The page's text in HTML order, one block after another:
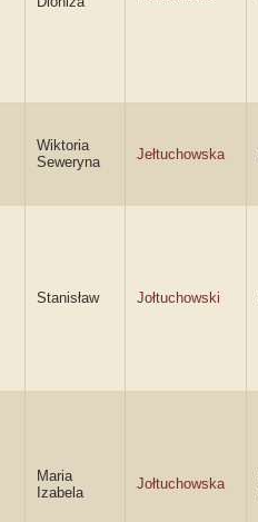
Wiktoria
Seweryna
Jełtuchowska
Stanisław Jołtuchowski
Maria
Izabela
Jołtuchowska